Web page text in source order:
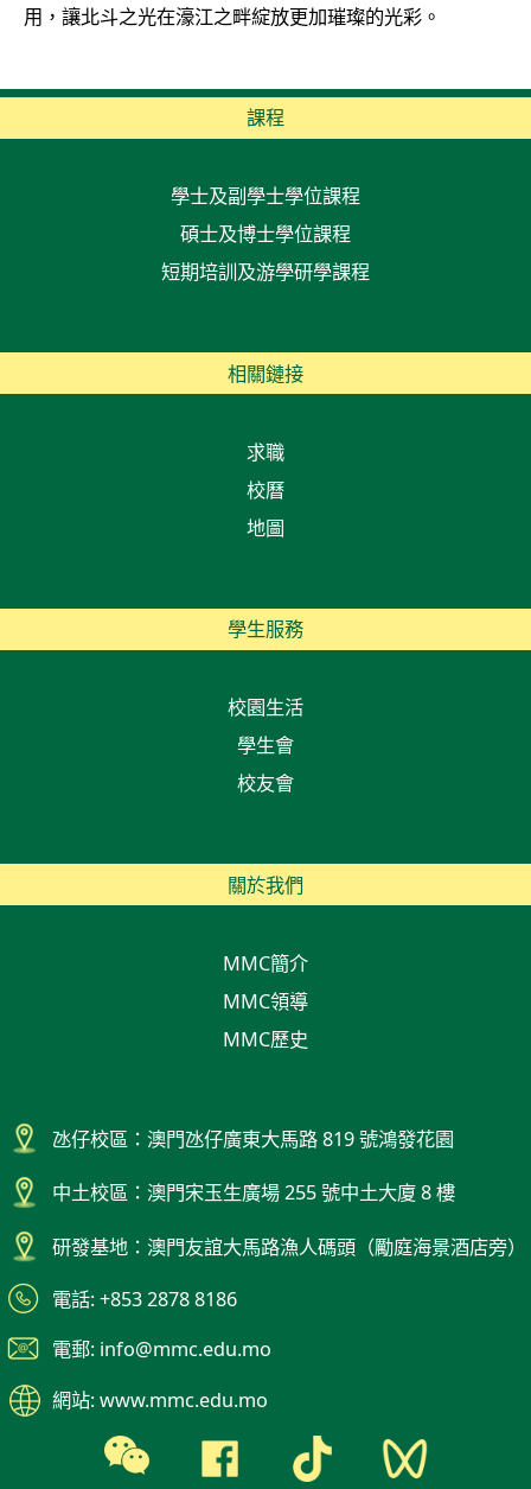
用，讓北斗之光在濠江之畔綻放更加璀璨的光彩。
課程
學士及副學士學位課程
碩士及博士學位課程
短期培訓及游學研學課程
相關鏈接
求職
校曆
地圖
學生服務
校園生活
學生會
校友會
關於我們
MMC簡介
MMC領導
MMC歷史
氹仔校區：澳門氹仔廣東大馬路 819 號鴻發花園
中土校區：澳門宋玉生廣場 255 號中土大廈 8 樓
研發基地：澳門友誼大馬路漁人碼頭（勵庭海景酒店旁）
電話: +853 2878 8186
電郵: info@mmc.edu.mo
網站: www.mmc.edu.mo